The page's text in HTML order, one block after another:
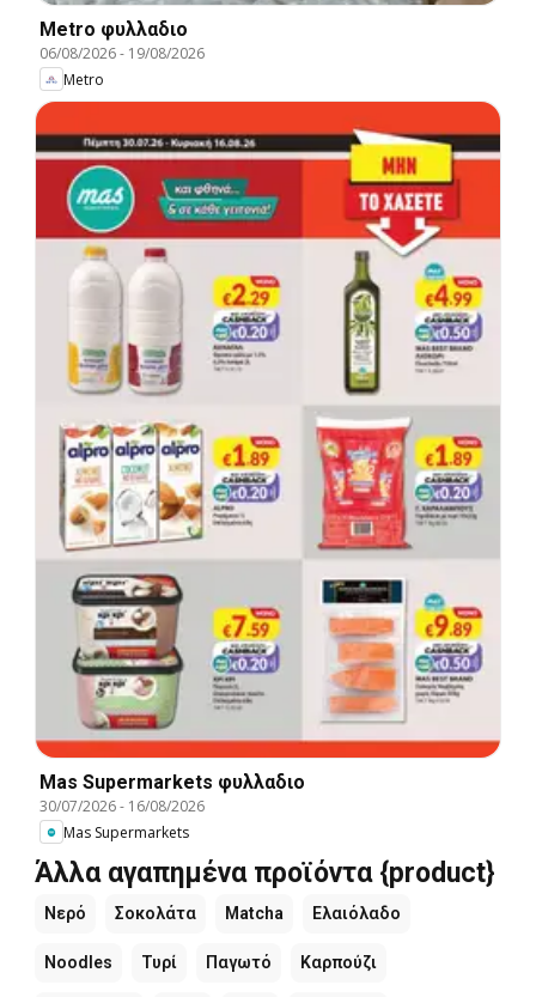
Metro φυλλαδιο
06/08/2026- 19/08/2026
Metro
Mas Supermarkets φυλλαδιο
30/07/2026- 16/08/2026
Mas Supermarkets
Άλλα αγαπημένα προϊόντα {product}
Νερό Σοκολάτα Matcha Ελαιόλαδο
Noodles Τυρί Παγωτό Καρπούζι